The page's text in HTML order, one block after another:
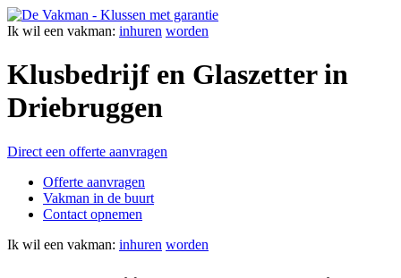
Ik wil een vakman: inhuren worden
Klusbedrijf en Glaszetter in
Driebruggen
Direct een offerte aanvragen
Offerte aanvragen
Vakman in de buurt
Contact opnemen
Ik wil een vakman: inhuren worden